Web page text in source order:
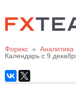
Форекс » Аналитика
Календарь с 9